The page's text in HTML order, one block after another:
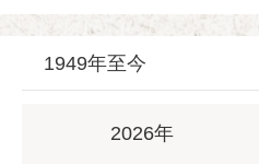
1949年至今
2026年